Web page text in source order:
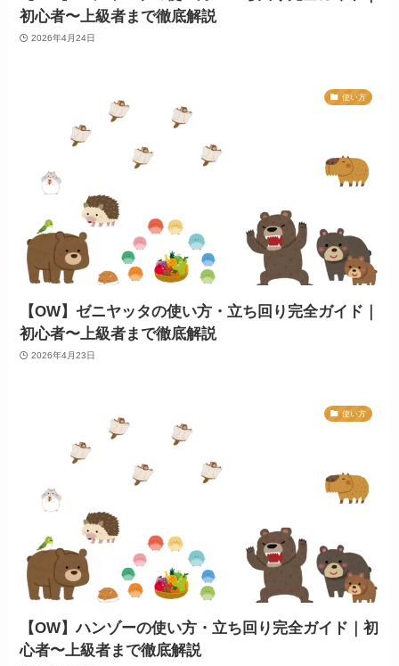
初心者〜上級者まで徹底解説
2026年4月24日
使い方
【OW】ゼニヤッタの使い方・立ち回り完全ガイド｜
初心者〜上級者まで徹底解説
2026年4月23日
使い方
【OW】ハンゾーの使い方・立ち回り完全ガイド｜初
心者〜上級者まで徹底解説